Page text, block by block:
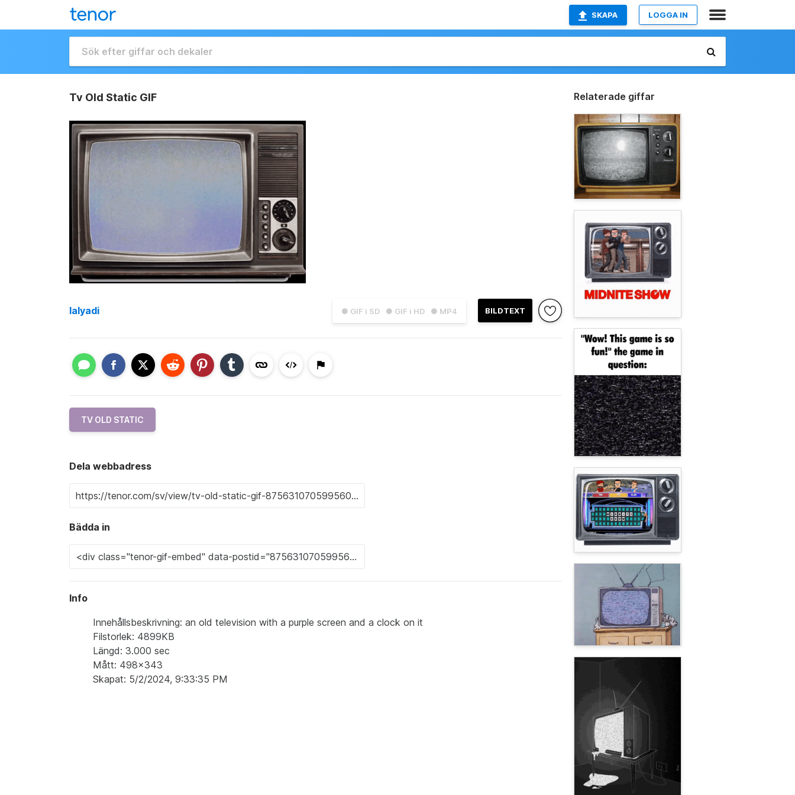
SKAPA LOGGA IN
Tv Old Static GIF
● GIF i SD ● GIF i HD ● MP4 BILDTEXT
lalyadi
TV OLD STATIC
Dela webbadress
Bädda in
Info
Innehållsbeskrivning: an old television with a purple screen and a clock on it
Filstorlek: 4899KB
Längd: 3.000 sec
Mått: 498x343
Skapat: 5/2/2024, 9:33:35 PM
Relaterade giffar